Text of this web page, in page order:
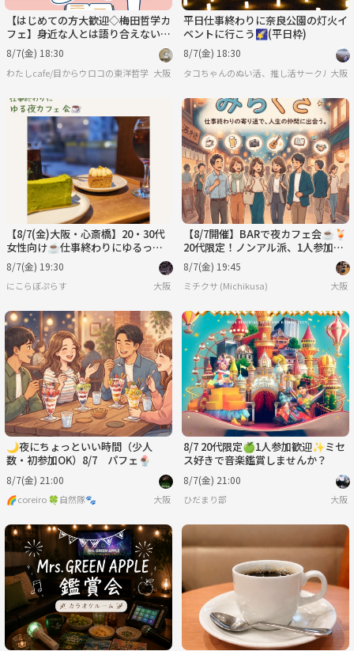
【はじめての方大歓迎◇梅田哲学カ
フェ】身近な人とは語り合えない哲
学について語りましょう
8/7(金) 18:30
わたしcafe/目からウロコの東洋哲学 大阪
平日仕事終わりに奈良公園の灯火イ
ベントに行こう🌠(平日枠)
8/7(金) 18:30
タコちゃんのぬい活、推し活サークル🐙🐙
大阪
【8/7(金)大阪・心斎橋】20・30代
女性向け☕仕事終わりにゆるっと
夜カフェ
8/7(金) 19:30
にこらぼぷらす 大阪
【8/7開催】BARで夜カフェ会☕️🍹
20代限定！ノンアル派、1人参加も
大歓迎！
8/7(金) 19:45
ミチクサ (Michikusa) 大阪
🌙夜にちょっといい時間（少人
数・初参加OK）8/7 パフェ🍨
8/7(金) 21:00
🌈coreiro 🍀自然隊🐾 大阪
8/7 20代限定🍏1人参加歓迎✨ミセ
ス好きで音楽鑑賞しませんか？
8/7(金) 21:00
ひだまり部 大阪